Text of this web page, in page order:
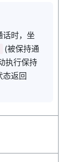
话时，坐
(被保持通
执行保持
态返回